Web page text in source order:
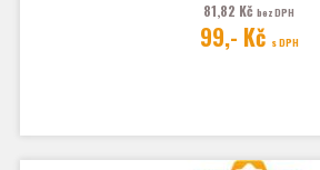
Fotografie jsou ilustrační.81,82 Kč bez DPH
99,- Kč s DPH